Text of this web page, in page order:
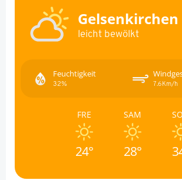
Gelsenkirchen
leicht bewölkt
Feuchtigkeit
32% 7.6Km/h
FRE
24°
SAM
28°